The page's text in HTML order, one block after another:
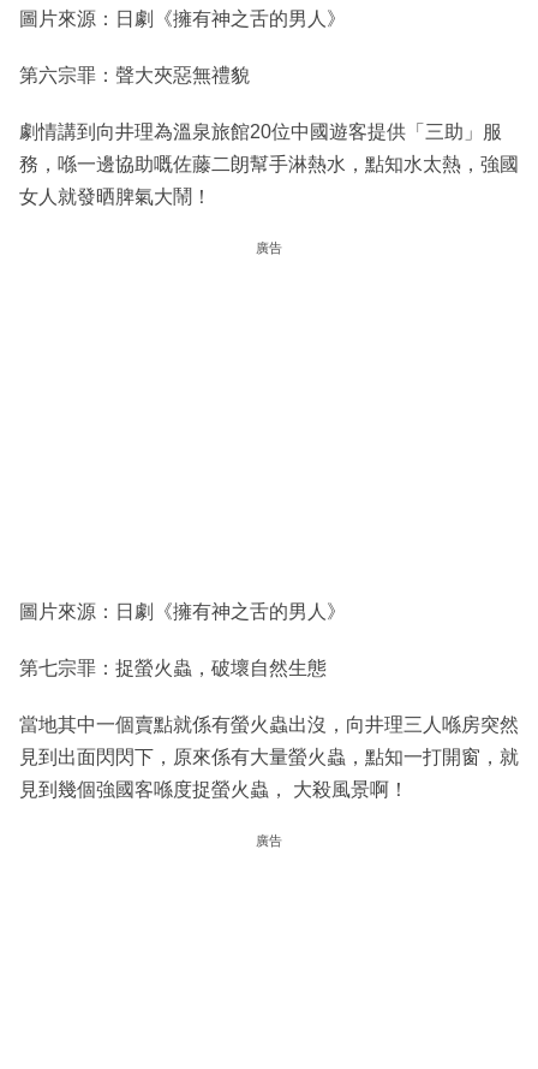
圖片來源：日劇《擁有神之舌的男人》
第六宗罪：聲大夾惡無禮貌
劇情講到向井理為溫泉旅館20位中國遊客提供「三助」服
務，喺一邊協助嘅佐藤二朗幫手淋熱水，點知水太熱，強國
女人就發晒脾氣大鬧！
廣告
圖片來源：日劇《擁有神之舌的男人》
第七宗罪：捉螢火蟲，破壞自然生態
當地其中一個賣點就係有螢火蟲出沒，向井理三人喺房突然
見到出面閃閃下，原來係有大量螢火蟲，點知一打開窗，就
見到幾個強國客喺度捉螢火蟲， 大殺風景啊！
廣告